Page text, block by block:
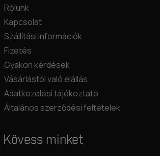
Rólunk
Kapcsolat
Szállítási információk
Fizetés
Gyakori kérdések
Vásárlástól való elállás
Adatkezelési tájékoztató
Általános szerződési feltételek
Kövess minket